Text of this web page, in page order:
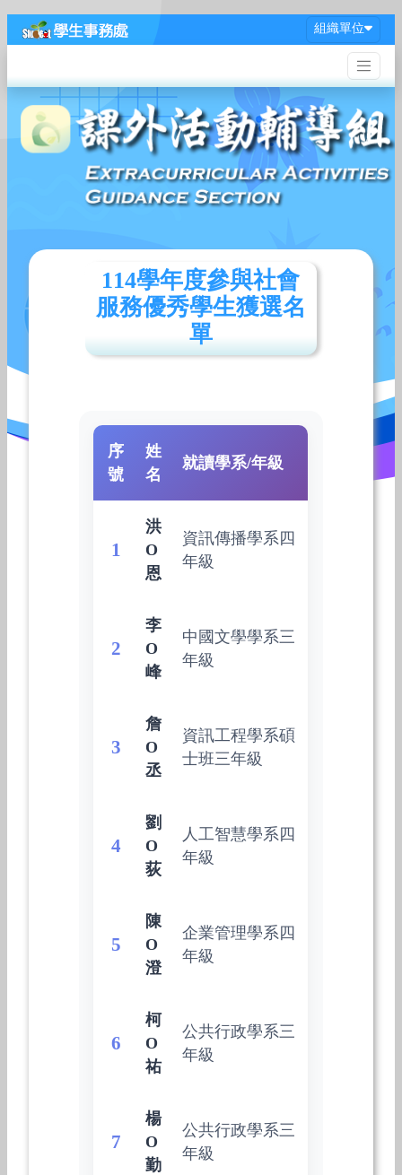
組織單位
114學年度參與社會
服務優秀學生獲選名
單
序
號
姓
名
就讀學系/年級
1
洪
O
恩
資訊傳播學系四
年級
2
李
O
峰
中國文學學系三
年級
3
詹
O
丞
資訊工程學系碩
士班三年級
4
劉
O
荻
人工智慧學系四
年級
5
陳
O
澄
企業管理學系四
年級
6
柯
O
祐
公共行政學系三
年級
7
楊
O
勤
公共行政學系三
年級